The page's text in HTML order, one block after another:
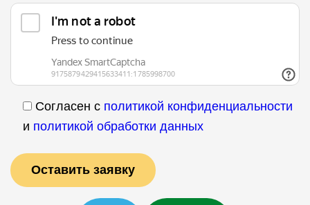
Согласен с политикой конфиденциальности
и политикой обработки данных